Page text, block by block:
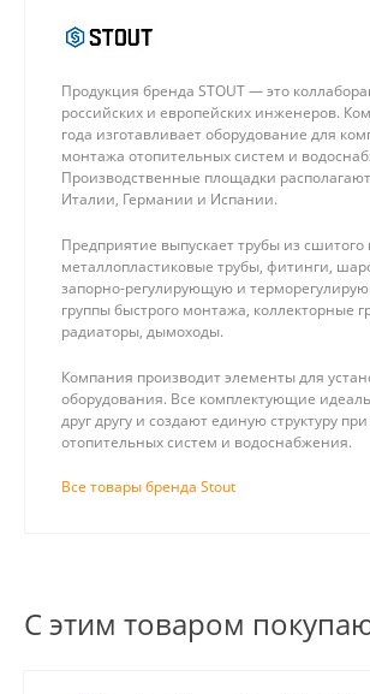
Продукция бренда STOUT — это
российских и европейских инженеров.
года изготавливает оборудование для
монтажа отопительных систем и
Производственные площадки
Италии, Германии и Испании.
Предприятие выпускает трубы из сшитого
металлопластиковые трубы, фитинги,
запорно-регулирующую и
группы быстрого монтажа, коллекторные
радиаторы, дымоходы.
Компания производит элементы для
оборудования. Все комплектующие
друг другу и создают единую структуру
отопительных систем и водоснабжения.
Все товары бренда Stout
С этим товаром